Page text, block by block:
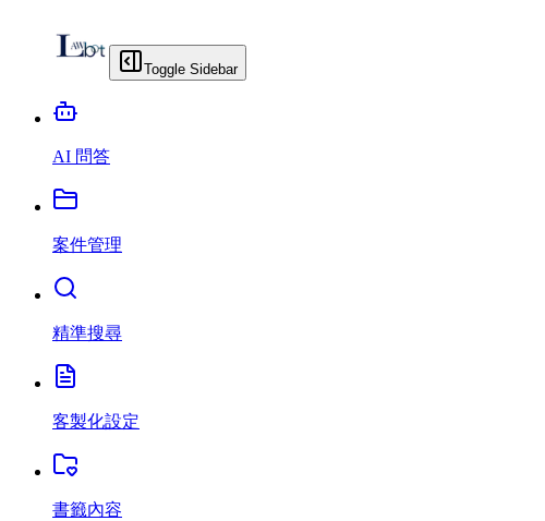
Toggle Sidebar
AI 問答
案件管理
精準搜尋
客製化設定
書籤內容